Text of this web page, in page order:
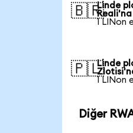
🇧🇷Linde
Reali'na
1 LINon
🇵🇱Linde
1 LINon
Diğer